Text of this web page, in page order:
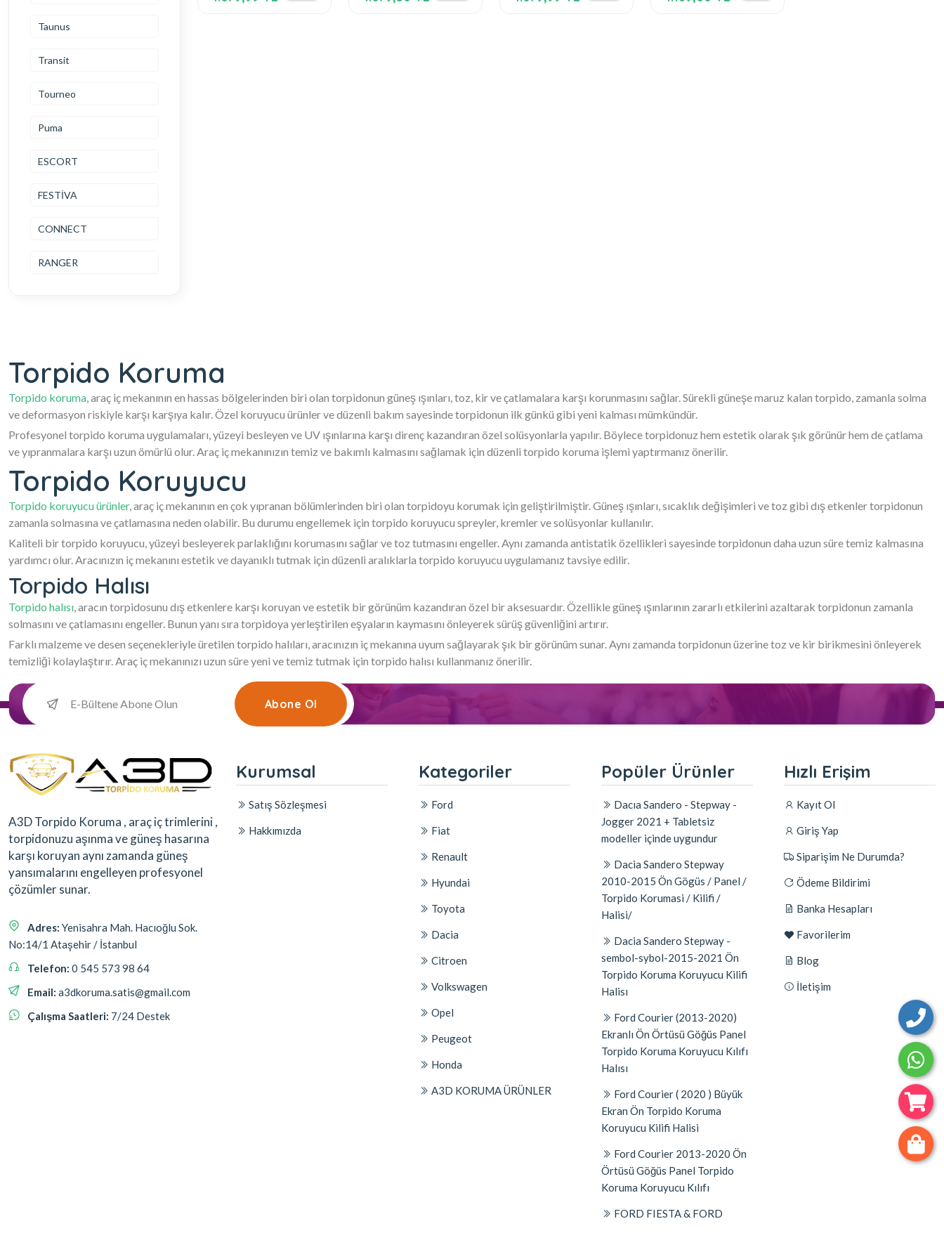
Taunus
Transit
Tourneo
Puma
ESCORT
FESTİVA
CONNECT
RANGER
Torpido Koruma
Torpido koruma, araç iç mekanının en hassas bölgelerinden biri olan torpidonun güneş ışınları, toz, kir ve çatlamalara karşı korunmasını sağlar. Sürekli güneşe maruz kalan torpido, zamanla solma
ve deformasyon riskiyle karşı karşıya kalır. Özel koruyucu ürünler ve düzenli bakım sayesinde torpidonun ilk günkü gibi yeni kalması mümkündür.
Profesyonel torpido koruma uygulamaları, yüzeyi besleyen ve UV ışınlarına karşı direnç kazandıran özel solüsyonlarla yapılır. Böylece torpidonuz hem estetik olarak şık görünür hem de çatlama
ve yıpranmalara karşı uzun ömürlü olur. Araç iç mekanınızın temiz ve bakımlı kalmasını sağlamak için düzenli torpido koruma işlemi yaptırmanız önerilir.
Torpido Koruyucu
Torpido koruyucu ürünler, araç iç mekanının en çok yıpranan bölümlerinden biri olan torpidoyu korumak için geliştirilmiştir. Güneş ışınları, sıcaklık değişimleri ve toz gibi dış etkenler torpidonun
zamanla solmasına ve çatlamasına neden olabilir. Bu durumu engellemek için torpido koruyucu spreyler, kremler ve solüsyonlar kullanılır.
Kaliteli bir torpido koruyucu, yüzeyi besleyerek parlaklığını korumasını sağlar ve toz tutmasını engeller. Aynı zamanda antistatik özellikleri sayesinde torpidonun daha uzun süre temiz kalmasına
yardımcı olur. Aracınızın iç mekanını estetik ve dayanıklı tutmak için düzenli aralıklarla torpido koruyucu uygulamanız tavsiye edilir.
Torpido Halısı
Torpido halısı, aracın torpidosunu dış etkenlere karşı koruyan ve estetik bir görünüm kazandıran özel bir aksesuardır. Özellikle güneş ışınlarının zararlı etkilerini azaltarak torpidonun zamanla
solmasını ve çatlamasını engeller. Bunun yanı sıra torpidoya yerleştirilen eşyaların kaymasını önleyerek sürüş güvenliğini artırır.
Farklı malzeme ve desen seçenekleriyle üretilen torpido halıları, aracınızın iç mekanına uyum sağlayarak şık bir görünüm sunar. Aynı zamanda torpidonun üzerine toz ve kir birikmesini önleyerek
temizliği kolaylaştırır. Araç iç mekanınızı uzun süre yeni ve temiz tutmak için torpido halısı kullanmanız önerilir.
Abone Ol
A3D Torpido Koruma , araç iç trimlerini ,
torpidonuzu aşınma ve güneş hasarına
karşı koruyan aynı zamanda güneş
yansımalarını engelleyen profesyonel
çözümler sunar.
Adres: Yenisahra Mah. Hacıoğlu Sok.
No:14/1 Ataşehir / İstanbul
Telefon: 0 545 573 98 64
Email: a3dkoruma.satis@gmail.com
Çalışma Saatleri: 7/24 Destek
Kurumsal
Satış Sözleşmesi
Hakkımızda
Kategoriler
Ford
Fiat
Renault
Hyundai
Toyota
Dacia
Citroen
Volkswagen
Opel
Peugeot
Honda
A3D KORUMA ÜRÜNLER
Popüler Ürünler
Dacıa Sandero - Stepway -
Jogger 2021 + Tabletsiz
modeller içinde uygundur
Dacia Sandero Stepway
2010-2015 Ön Gögüs / Panel /
Torpido Korumasi / Kilifi /
Halisi/
Dacia Sandero Stepway -
sembol-sybol-2015-2021 Ön
Torpido Koruma Koruyucu Kilifi
Halisı
Ford Courier (2013-2020)
Ekranlı Ön Örtüsü Göğüs Panel
Torpido Koruma Koruyucu Kılıfı
Halısı
Ford Courier ( 2020 ) Büyük
Ekran Ön Torpido Koruma
Koruyucu Kilifi Halisi
Ford Courier 2013-2020 Ön
Örtüsü Göğüs Panel Torpido
Koruma Koruyucu Kılıfı
FORD FIESTA & FORD
Hızlı Erişim
Kayıt Ol
Giriş Yap
Siparişim Ne Durumda?
Ödeme Bildirimi
Banka Hesapları
Favorilerim
Blog
İletişim